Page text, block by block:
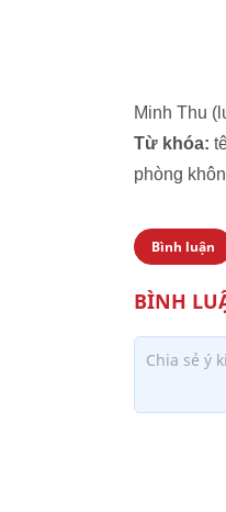
Minh Thu
Từ khóa:
phòng
Bình luận